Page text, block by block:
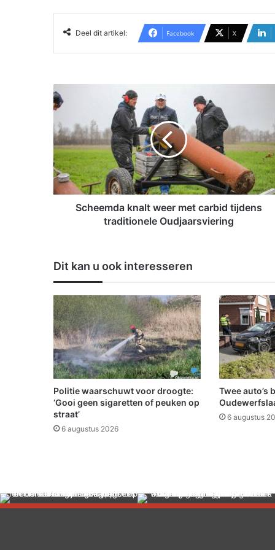
Deel dit artikel: Facebook X
S
c
e
e
m
d
a
k
e
e
r
m
e
t
c
a
r
b
i
d
t
s
Scheemda knalt weer met carbid tijdens
traditionele Oudjaarsviering
Dit kan u ook interesseren
Politie waarschuwt voor droogte:
‘Gooi geen sigaretten of peuken op
straat’
6 augustus 2026
Twee auto’s
6 augustus